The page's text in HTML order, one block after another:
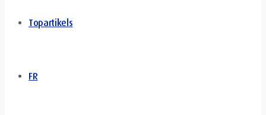
Topartikels
FR